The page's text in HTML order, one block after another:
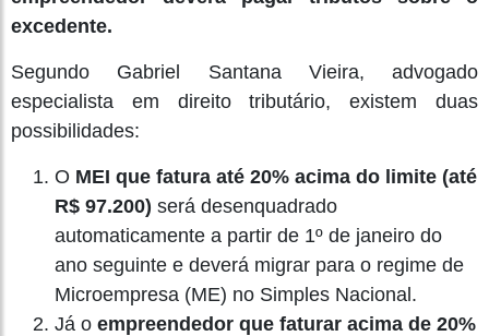
excedente.
Segundo Gabriel Santana Vieira, advogado
especialista em direito tributário, existem duas
possibilidades:
O MEI que fatura até 20% acima do limite (até
R$ 97.200) será desenquadrado
automaticamente a partir de 1º de janeiro do
ano seguinte e deverá migrar para o regime de
Microempresa (ME) no Simples Nacional.
Já o empreendedor que faturar acima de 20%